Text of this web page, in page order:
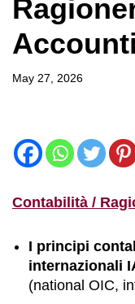
May 27, 2026
Contabilità /
I principi
internazionali
(national OIC,